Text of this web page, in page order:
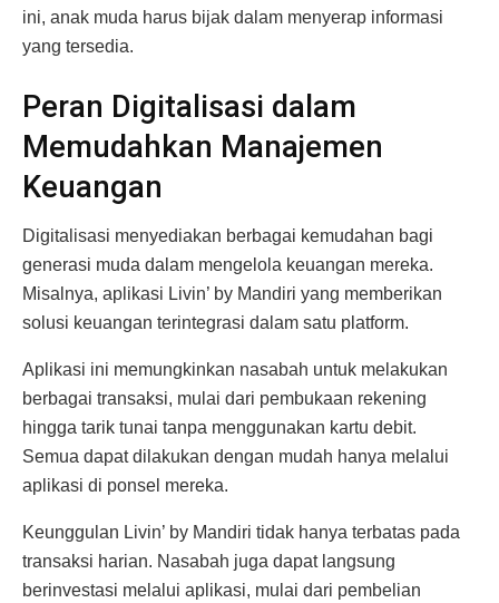
ini, anak muda harus bijak dalam menyerap informasi
yang tersedia.
Peran Digitalisasi dalam
Memudahkan Manajemen
Keuangan
Digitalisasi menyediakan berbagai kemudahan bagi
generasi muda dalam mengelola keuangan mereka.
Misalnya, aplikasi Livin’ by Mandiri yang memberikan
solusi keuangan terintegrasi dalam satu platform.
Aplikasi ini memungkinkan nasabah untuk melakukan
berbagai transaksi, mulai dari pembukaan rekening
hingga tarik tunai tanpa menggunakan kartu debit.
Semua dapat dilakukan dengan mudah hanya melalui
aplikasi di ponsel mereka.
Keunggulan Livin’ by Mandiri tidak hanya terbatas pada
transaksi harian. Nasabah juga dapat langsung
berinvestasi melalui aplikasi, mulai dari pembelian